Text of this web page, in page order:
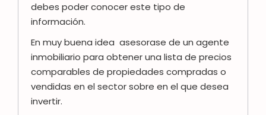
debes poder conocer este tipo de
información.
En muy buena idea asesorase de un agente
inmobiliario para obtener una lista de precios
comparables de propiedades compradas o
vendidas en el sector sobre en el que desea
invertir.